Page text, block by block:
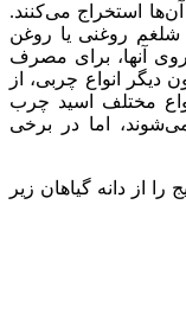
آن‌ها استخراج می‌کنند.
شلغم روغنی یا روغن
آنها، برای مصرف
دیگر انواع چربی، از
مختلف اسید چرب
اما در برخی
از دانه گیاهان زیر